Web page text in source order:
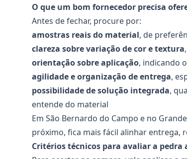
O que um bom fornecedor precisa
Antes de fechar, procure por:
amostras reais do material, de
clareza sobre variação de cor e textura
orientação sobre aplicação, indicando
agilidade e organização de entrega,
possibilidade de solução integrada,
entende do material
Em São Bernardo do Campo e no
próximo, fica mais fácil alinhar entrega,
Critérios técnicos para avaliar a pedra